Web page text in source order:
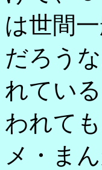
は世間
だろう
れてい
われて
メ・ま